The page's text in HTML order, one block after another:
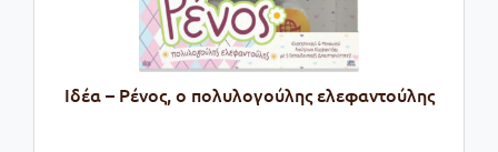
Ιδέα – Ρένος, ο πολυλογούλης ελεφαντούλης